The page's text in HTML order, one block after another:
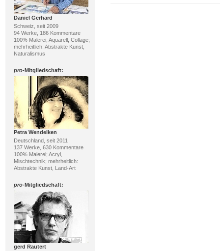
Daniel Gerhard
Schweiz, seit 2009
94 Werke, 186 Kommentare
100% Malerei; Aquarell, Collage;
mehrheitlich: Abstrakte Kunst,
Naturalismus
pro-Mitgliedschaft:
Petra Wendelken
Deutschland, seit 2011
137 Werke, 630 Kommentare
100% Malerei; Acryl,
Mischtechnik; mehrheitlich:
Abstrakte Kunst, Land-Art
pro-Mitgliedschaft:
gerd Rautert